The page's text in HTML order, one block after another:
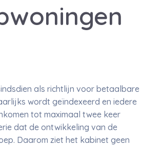
als richtlijn voor betaalbare
wordt geïndexeerd en iedere
tot maximaal twee keer
dat de ontwikkeling van de
Daarom ziet het kabinet geen